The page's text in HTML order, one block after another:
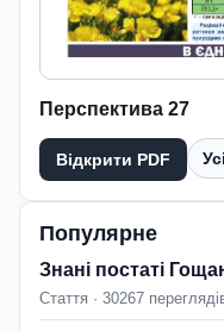
Перспектива 27
Відкрити PDF
Популярне
Знані постаті
Стаття · 30267